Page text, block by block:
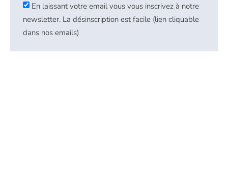
En laissant votre email vous vous inscrivez à notre
newsletter. La désinscription est facile (lien cliquable
dans nos emails)